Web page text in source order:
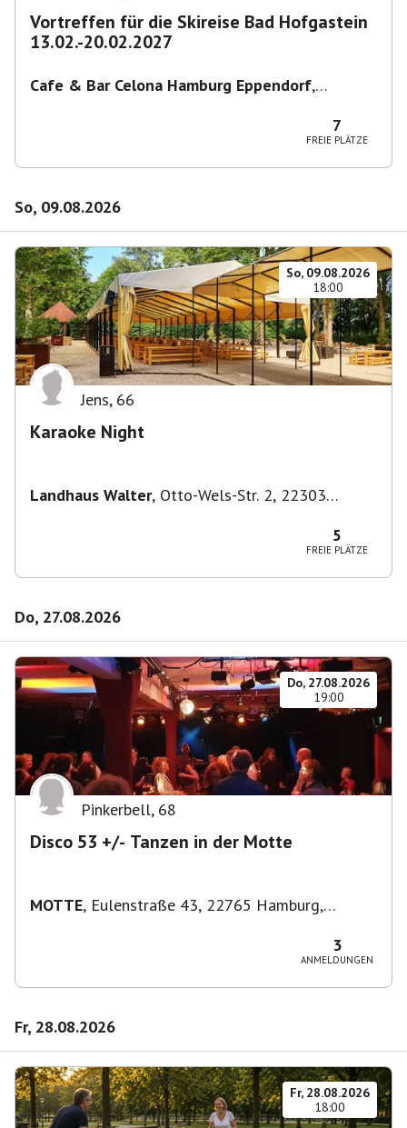
Vortreffen für die Skireise Bad Hofgastein
13.02.-20.02.2027
Cafe & Bar Celona Hamburg Eppendorf,
7
FREIE PLÄTZE
So, 09.08.2026
So, 09.08.2026
18:00
Jens, 66
Karaoke Night
Landhaus Walter, Otto-Wels-Str. 2, 22303
5
FREIE PLÄTZE
Do, 27.08.2026
Do, 27.08.2026
19:00
Pinkerbell, 68
Disco 53 +/- Tanzen in der Motte
MOTTE, Eulenstraße 43, 22765 Hamburg,
3
ANMELDUNGEN
Fr, 28.08.2026
Fr, 28.08.2026
18:00